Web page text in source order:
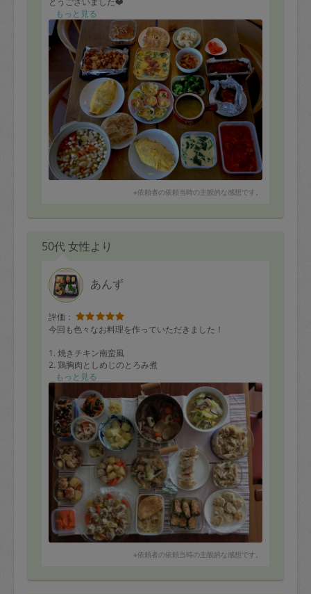
今週末もよろしくおねがいしますね?
もっと見る
※依頼者の依頼当時の主観的な感想です。
50代 女性より
あんず
評価：
今回も色々なお料理を作っていただきました！
1. 焼きチキン南蛮風
2. 鶏胸肉としめじのとろみ煮
3. 玉ねぎたっぷり野菜蒸しシウマイ
4. 肉団子と椎茸のスープ煮
5. ねぎ豚餃子風
6. 蓮根そぼろ煮
7. しめじ入り肉詰めピーマン
8. 鶏団子とじゃがいも煮
9. 鶏と蓮根の焼きシウマイ
10. 牛スジ肉と野菜の煮込み
11. うす味豚丼の具
12. 豚肉と白菜の蒸し煮
13. しっとり粉ふき芋
14. ねぎ味噌
15. ローストビーフ(2種たれ)
16. 蓮根と人参のごま煮
17. 生姜入り五目豆
18. 人参のはちみつレモンマリネ風
20. 炒り生姜
もっと見る
※依頼者の依頼当時の主観的な感想です。